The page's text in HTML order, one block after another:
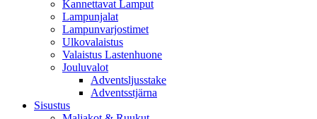
Kannettavat Lamput
Lampunjalat
Lampunvarjostimet
Ulkovalaistus
Valaistus Lastenhuone
Jouluvalot
Adventsljusstake
Adventsstjärna
Sisustus